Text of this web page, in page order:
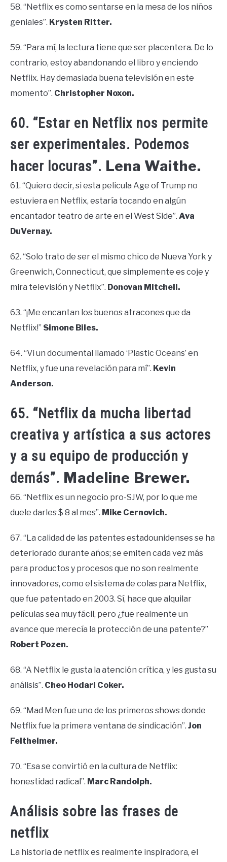
58. “Netflix es como sentarse en la mesa de los niños
geniales”. Krysten Ritter.
59. “Para mí, la lectura tiene que ser placentera. De lo
contrario, estoy abandonando el libro y enciendo
Netflix. Hay demasiada buena televisión en este
momento”. Christopher Noxon.
60. “Estar en Netflix nos permite
ser experimentales. Podemos
hacer locuras”. Lena Waithe.
61. “Quiero decir, si esta pelicula Age of Trump no
estuviera en Netflix, estaría tocando en algún
encantador teatro de arte en el West Side”. Ava
DuVernay.
62. “Solo trato de ser el mismo chico de Nueva York y
Greenwich, Connecticut, que simplemente es coje y
mira televisión y Netflix”. Donovan Mitchell.
63. “¡Me encantan los buenos atracones que da
Netflix!” Simone Biles.
64. “Vi un documental llamado ‘Plastic Oceans’ en
Netflix, y fue una revelación para mí”. Kevin
Anderson.
65. “Netflix da mucha libertad
creativa y artística a sus actores
y a su equipo de producción y
demás”. Madeline Brewer.
66. “Netflix es un negocio pro-SJW, por lo que me
duele darles $ 8 al mes”. Mike Cernovich.
67. “La calidad de las patentes estadounidenses se ha
deteriorado durante años; se emiten cada vez más
para productos y procesos que no son realmente
innovadores, como el sistema de colas para Netflix,
que fue patentado en 2003. Sí, hace que alquilar
películas sea muy fácil, pero ¿fue realmente un
avance que merecía la protección de una patente?”
Robert Pozen.
68. “A Netflix le gusta la atención crítica, y les gusta su
análisis”. Cheo Hodari Coker.
69. “Mad Men fue uno de los primeros shows donde
Netflix fue la primera ventana de sindicación”. Jon
Feltheimer.
70. “Esa se convirtió en la cultura de Netflix:
honestidad radical”. Marc Randolph.
Análisis sobre las frases de
netflix
La historia de netflix es realmente inspiradora, el